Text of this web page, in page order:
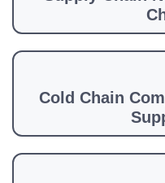
Cold Chain